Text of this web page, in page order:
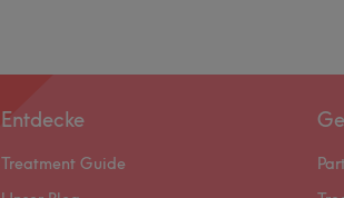
Entdecke
Treatment Guide